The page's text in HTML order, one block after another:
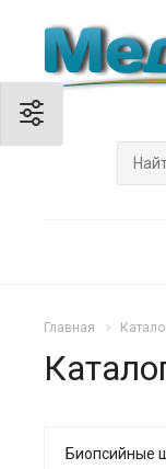
Главная
Биопсийные